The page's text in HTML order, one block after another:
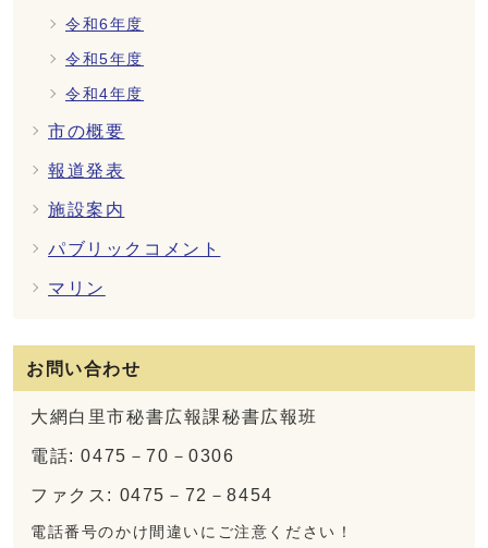
令和6年度
令和5年度
令和4年度
市の概要
報道発表
施設案内
パブリックコメント
マリン
お問い合わせ
大網白里市秘書広報課秘書広報班
電話: 0475－70－0306
ファクス: 0475－72－8454
電話番号のかけ間違いにご注意ください！